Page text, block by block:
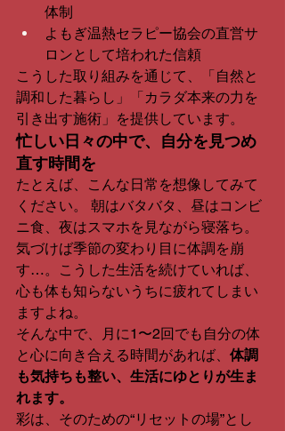
体制
よもぎ温熱セラピー協会の直営サ
ロンとして培われた信頼
こうした取り組みを通じて、「自然と
調和した暮らし」「カラダ本来の力を
引き出す施術」を提供しています。
忙しい日々の中で、自分を見つめ
直す時間を
たとえば、こんな日常を想像してみて
ください。 朝はバタバタ、昼はコンビ
ニ食、夜はスマホを見ながら寝落ち。
気づけば季節の変わり目に体調を崩
す…。こうした生活を続けていれば、
心も体も知らないうちに疲れてしまい
ますよね。
そんな中で、月に1〜2回でも自分の体
と心に向き合える時間があれば、 体調
も気持ちも整い、生活にゆとりが生ま
れます。
彩は、そのための“リセットの場”とし